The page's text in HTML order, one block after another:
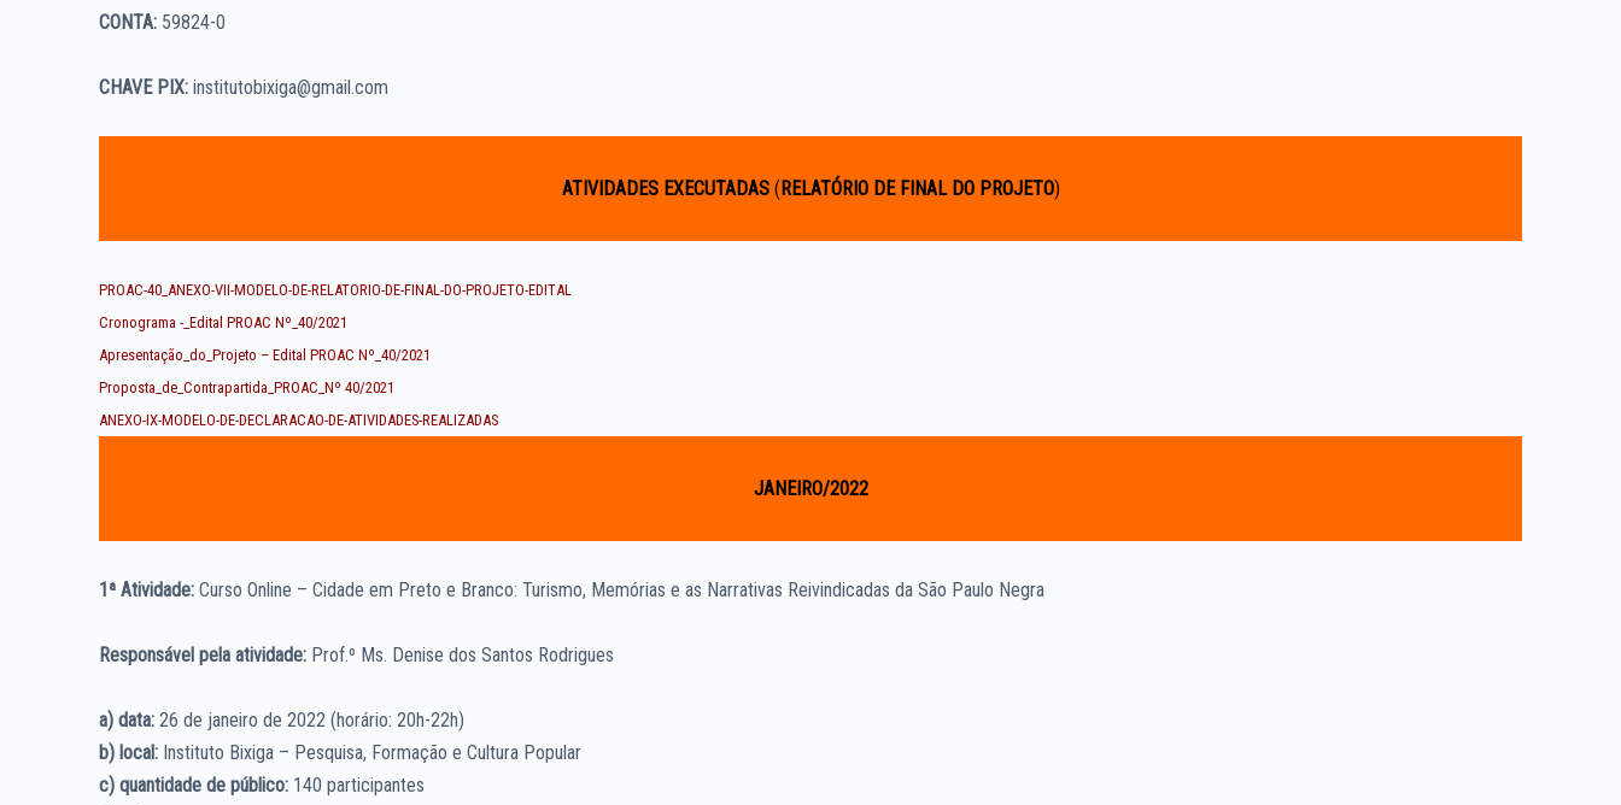
CONTA: 59824-0
CHAVE PIX: institutobixiga@gmail.com
ATIVIDADES EXECUTADAS(RELATÓRIO DE FINAL DO PROJETO)
PROAC-40_ANEXO-VII-MODELO-DE-RELATORIO-DE-FINAL-DO-PROJETO-EDITAL
Cronograma -_Edital PROAC Nº_40/2021
Apresentação_do_Projeto – Edital PROAC Nº_40/2021
Proposta_de_Contrapartida_PROAC_Nº 40/2021
ANEXO-IX-MODELO-DE-DECLARACAO-DE-ATIVIDADES-REALIZADAS
JANEIRO/2022
1ª Atividade: Curso Online – Cidade em Preto e Branco: Turismo, Memórias e as Narrativas Reivindicadas da São Paulo Negra
Responsável pela atividade: Prof.º Ms. Denise dos Santos Rodrigues
a) data: 26 de janeiro de 2022 (horário: 20h-22h)
b) local: Instituto Bixiga – Pesquisa, Formação e Cultura Popular
c) quantidade de público: 140 participantes